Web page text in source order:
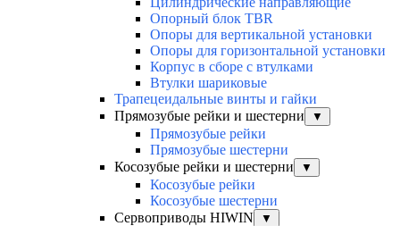
Опорный блок TBR
Опоры для вертикальной установки
Опоры для горизонтальной установки
Корпус в сборе с втулками
Втулки шариковые
Трапецеидальные винты и гайки
Прямозубые рейки и шестерни
▼
Прямозубые рейки
Прямозубые шестерни
Косозубые рейки и шестерни
▼
Косозубые рейки
Косозубые шестерни
Сервоприводы HIWIN
▼